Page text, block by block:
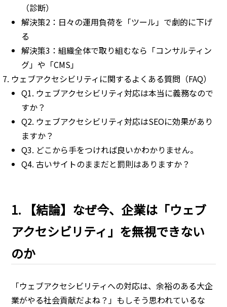
（診断）
解決策2：日々の運用負荷を「ツール」で劇的に下げ
る
解決策3：組織全体で取り組むなら「コンサルティン
グ」や「CMS」
ウェブアクセシビリティに関するよくある質問（FAQ）
Q1. ウェブアクセシビリティ対応は本当に義務なので
すか？
Q2. ウェブアクセシビリティ対応はSEOに効果があり
ますか？
Q3. どこから手をつければ良いかわかりません。
Q4. 古いサイトのままだと罰則はありますか？
1. 【結論】なぜ今、企業は「ウェブ
アクセシビリティ」を無視できない
のか
「ウェブアクセシビリティへの対応は、余裕のある大企
業がやる社会貢献だよね？」もしそう思われているな